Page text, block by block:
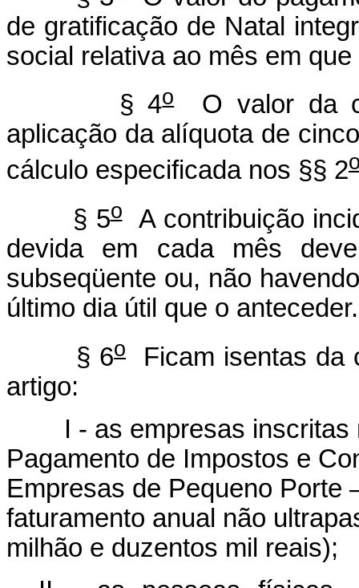
de gratificação de Natal
social relativa ao mês em
§ 4oO valor da
aplicação da alíquota de
cálculo especificada nos §§ 2
§ 5oA contribuição
devida em cada mês
subseqüente ou, não
último dia útil que o anteceder.
§ 6o
Ficam isentas da
artigo:
I - as empresas inscritas
Pagamento de Impostos e
Empresas de Pequeno Porte
faturamento anual não
milhão e duzentos mil reais);